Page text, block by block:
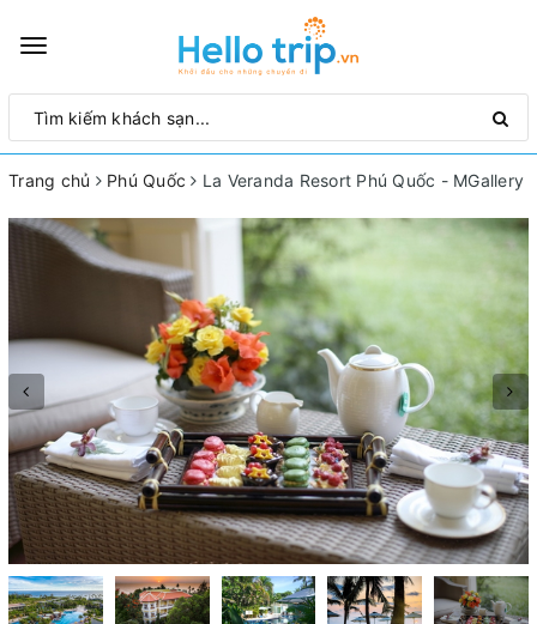
Toggle
Trang chủ Phú Quốc La Veranda Resort Phú Quốc - MGallery